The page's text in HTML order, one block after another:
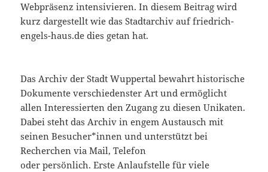
Webpräsenz intensivieren. In diesem Beitrag wird
kurz dargestellt wie das Stadtarchiv auf friedrich-
engels-haus.de dies getan hat.
Das Archiv der Stadt Wuppertal bewahrt historische
Dokumente verschiedenster Art und ermöglicht
allen Interessierten den Zugang zu diesen Unikaten.
Dabei steht das Archiv in engem Austausch mit
seinen Besucher*innen und unterstützt bei
Recherchen via Mail, Telefon
oder persönlich. Erste Anlaufstelle für viele